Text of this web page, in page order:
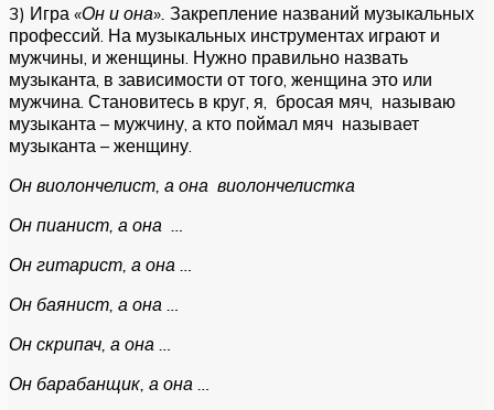
3) Игра «Он и она». Закрепление названий музыкальных
профессий. На музыкальных инструментах играют и
мужчины, и женщины. Нужно правильно назвать
музыканта, в зависимости от того, женщина это или
мужчина. Становитесь в круг, я, бросая мяч, называю
музыканта – мужчину, а кто поймал мяч называет
музыканта – женщину.
Он виолончелист, а она виолончелистка
Он пианист, а она …
Он гитарист, а она …
Он баянист, а она …
Он скрипач, а она …
Он барабанщик, а она …